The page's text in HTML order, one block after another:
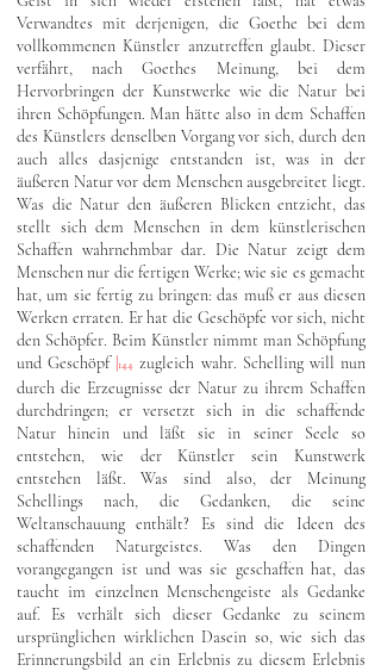
Verwandtes mit derjenigen, die Goethe bei dem
vollkommenen Künstler anzutreffen glaubt. Dieser
verfährt, nach Goethes Meinung, bei dem
Hervorbringen der Kunstwerke wie die Natur bei
ihren Schöpfungen. Man hätte also in dem Schaffen
des Künstlers denselben Vorgang vor sich, durch den
auch alles dasjenige entstanden ist, was in der
äußeren Natur vor dem Menschen ausgebreitet liegt.
Was die Natur den äußeren Blicken entzieht, das
stellt sich dem Menschen in dem künstlerischen
Schaffen wahrnehmbar dar. Die Natur zeigt dem
Menschen nur die fertigen Werke; wie sie es gemacht
hat, um sie fertig zu bringen: das muß er aus diesen
Werken erraten. Er hat die Geschöpfe vor sich, nicht
den Schöpfer. Beim Künstler nimmt man Schöpfung
und Geschöpf 144 zugleich wahr. Schelling will nun
durch die Erzeugnisse der Natur zu ihrem Schaffen
durchdringen; er versetzt sich in die schaffende
Natur hinein und läßt sie in seiner Seele so
entstehen, wie der Künstler sein Kunstwerk
entstehen läßt. Was sind also, der Meinung
Schellings nach, die Gedanken, die seine
Weltanschauung enthält? Es sind die Ideen des
schaffenden Naturgeistes. Was den Dingen
vorangegangen ist und was sie geschaffen hat, das
taucht im einzelnen Menschengeiste als Gedanke
auf. Es verhält sich dieser Gedanke zu seinem
ursprünglichen wirklichen Dasein so, wie sich das
Erinnerungsbild an ein Erlebnis zu diesem Erlebnis